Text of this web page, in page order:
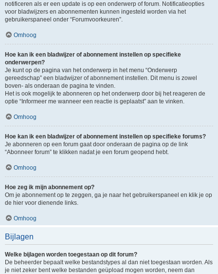
notificeren als er een update is op een onderwerp of forum. Notificatieopties
voor bladwijzers en abonnementen kunnen ingesteld worden via het
gebruikerspaneel onder “Forumvoorkeuren”.
Omhoog
Hoe kan ik een bladwijzer of abonnement instellen op specifieke
onderwerpen?
Je kunt op de pagina van het onderwerp in het menu “Onderwerp
gereedschap” een bladwijzer of abonnement instellen. Dit menu is zowel
boven- als onderaan de pagina te vinden.
Het is ook mogelijk te abonneren op het onderwerp door bij het reageren de
optie “Informeer me wanneer een reactie is geplaatst” aan te vinken.
Omhoog
Hoe kan ik een bladwijzer of abonnement instellen op specifieke forums?
Je abonneren op een forum gaat door onderaan de pagina op de link
“Abonneer forum” te klikken nadat je een forum geopend hebt.
Omhoog
Hoe zeg ik mijn abonnement op?
Om je abonnement op te zeggen, ga je naar het gebruikerspaneel en klik je op
de hier voor dienende links.
Omhoog
Bijlagen
Welke bijlagen worden toegestaan op dit forum?
De beheerder bepaalt welke bestandstypes al dan niet toegestaan worden. Als
je niet zeker bent welke bestanden geüpload mogen worden, neem dan